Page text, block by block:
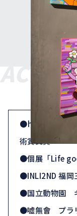
個展 Life
●heart art
術賞受賞
●個展「Life
●INLI2ND 福岡
●国立動物園
●嘘無會 プラ